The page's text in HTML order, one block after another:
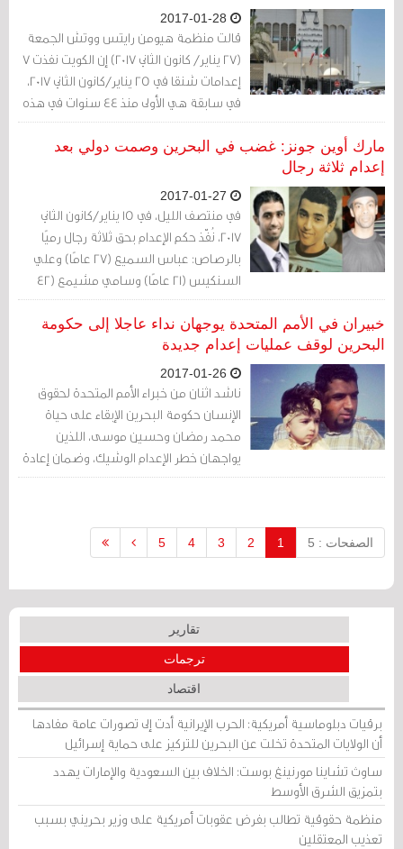
قالت منظمة هيومن رايتس ووتش الجمعة
(27 يناير/ كانون الثاني 2017) إن الكويت نفذت 7
إعدامات شنقا في 25 يناير/كانون الثاني 2017،
في سابقة هي الأولى منذ 44 سنوات في هذه
الدولة الخليجية. يعكس قرار الكويت توجها
مطردا بالمنطقة نحو زيادة استخدام عقوبة
مارك أوين جونز: غضب في البحرين وصمت دولي بعد
إعدام ثلاثة رجال
في منتصف الليل، في 15 يناير/كانون الثاني
2017، نُفّذ حكم الإعدام بحق ثلاثة رجال رميًا
بالرصاص: عباس السميع (27 عامًا) وعلي
السنكيس (21 عامًا) وسامي مشيمع (42
عامًا)...
خبيران في الأمم المتحدة يوجهان نداء عاجلا إلى حكومة
البحرين لوقف عمليات إعدام جديدة
ناشد اثنان من خبراء الأمم المتحدة لحقوق
الإنسان حكومة البحرين الإبقاء على حياة
محمد رمضان وحسين موسى، اللذين
يواجهان خطر الإعدام الوشيك، وضمان إعادة
محاكمة المتهمين وفقا للمعايير الدولية.
الصفحات : 5 1
2
3
4
5
تقارير
ترجمات
اقتصاد
برقيات دبلوماسية أمريكية: الحرب الإيرانية أدت إلى تصورات عامة مفادها
أن الولايات المتحدة تخلت عن البحرين للتركيز على حماية إسرائيل
ساوث تشاينا مورنينغ بوست: الخلاف بين السعودية والإمارات يهدد
بتمزيق الشرق الأوسط
منظمة حقوقية تطالب بفرض عقوبات أمريكية على وزير بحريني بسبب
تعذيب المعتقلين